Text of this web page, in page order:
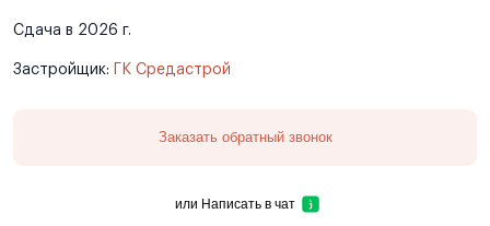
Сдача в 2026 г.
Застройщик: ГК Средастрой
Заказать обратный звонок
или Написать в чат